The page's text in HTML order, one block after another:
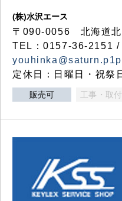
(株)水沢エース
〒090-0056 北海道北
TEL：0157-36-2151
定休日：日曜日・祝祭
販売可 工事・取